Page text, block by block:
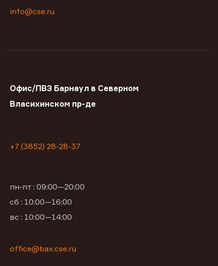
info@cse.ru
Офис/ПВЗ Барнаул в Северном
Власихинском пр-де
+7 (3852) 28-28-37
пн-пт : 09:00—20:00
сб : 10:00—16:00
вс : 10:00—14:00
office@bax.cse.ru